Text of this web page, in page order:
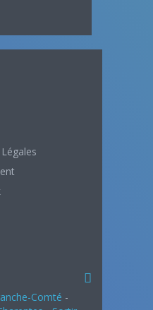
Comté -